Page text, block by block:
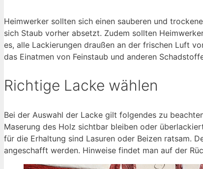
Heimwerker sollten sich einen sauberen und
sich Staub vorher absetzt. Zudem sollten
es, alle Lackierungen draußen an der frischen Luft
das Einatmen von Feinstaub und anderen
Richtige Lacke wählen
Bei der Auswahl der Lacke gilt folgendes zu
Maserung des Holz sichtbar bleiben oder
für die Erhaltung sind Lasuren oder Beizen ratsam.
angeschafft werden. Hinweise findet man auf der